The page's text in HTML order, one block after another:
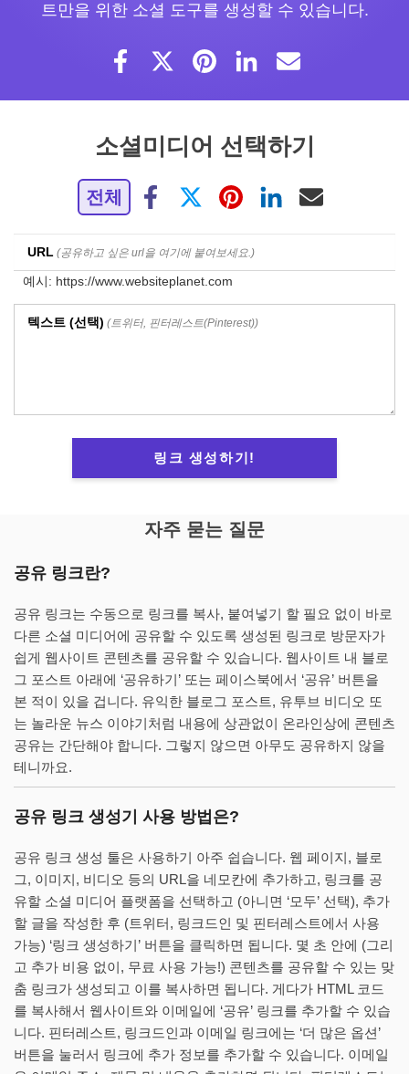
트만을 위한 소셜 도구를 생성할 수 있습니다.
소셜미디어 선택하기
전체
URL (공유하고 싶은 url을 여기에 붙여보세요.)
예시: https://www.websiteplanet.com
텍스트 (선택) (트위터, 핀터레스트(Pinterest))
링크 생성하기!
자주 묻는 질문
공유 링크란?
공유 링크는 수동으로 링크를 복사, 붙여넣기 할 필요 없이 바로
다른 소셜 미디어에 공유할 수 있도록 생성된 링크로 방문자가
쉽게 웹사이트 콘텐츠를 공유할 수 있습니다. 웹사이트 내 블로
그 포스트 아래에 ‘공유하기’ 또는 페이스북에서 ‘공유’ 버튼을
본 적이 있을 겁니다. 유익한 블로그 포스트, 유투브 비디오 또
는 놀라운 뉴스 이야기처럼 내용에 상관없이 온라인상에 콘텐츠
공유는 간단해야 합니다. 그렇지 않으면 아무도 공유하지 않을
테니까요.
공유 링크 생성기 사용 방법은?
공유 링크 생성 툴은 사용하기 아주 쉽습니다. 웹 페이지, 블로
그, 이미지, 비디오 등의 URL을 네모칸에 추가하고, 링크를 공
유할 소셜 미디어 플랫폼을 선택하고 (아니면 ‘모두’ 선택), 추가
할 글을 작성한 후 (트위터, 링크드인 및 핀터레스트에서 사용
가능) ‘링크 생성하기’ 버튼을 클릭하면 됩니다. 몇 초 안에 (그리
고 추가 비용 없이, 무료 사용 가능!) 콘텐츠를 공유할 수 있는 맞
춤 링크가 생성되고 이를 복사하면 됩니다. 게다가 HTML 코드
를 복사해서 웹사이트와 이메일에 ‘공유’ 링크를 추가할 수 있습
니다. 핀터레스트, 링크드인과 이메일 링크에는 ‘더 많은 옵션’
버튼을 눌러서 링크에 추가 정보를 추가할 수 있습니다. 이메일